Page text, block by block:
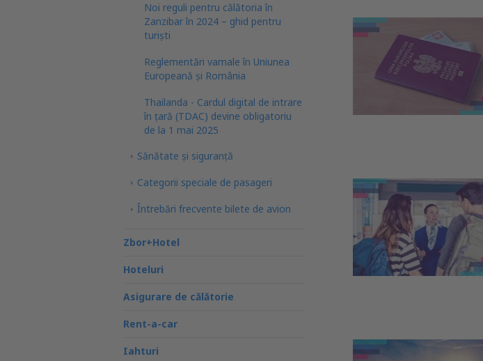
Noi reguli pentru călătoria în
Zanzibar în 2024 – ghid pentru
turiști
Reglementări vamale în Uniunea
Europeană şi România
Thailanda - Cardul digital de intrare
în țară (TDAC) devine obligatoriu
de la 1 mai 2025
Sănătate și siguranță
Categorii speciale de pasageri
Întrebări frecvente bilete de avion
Zbor+Hotel
Hoteluri
Asigurare de călătorie
Rent-a-car
Iahturi